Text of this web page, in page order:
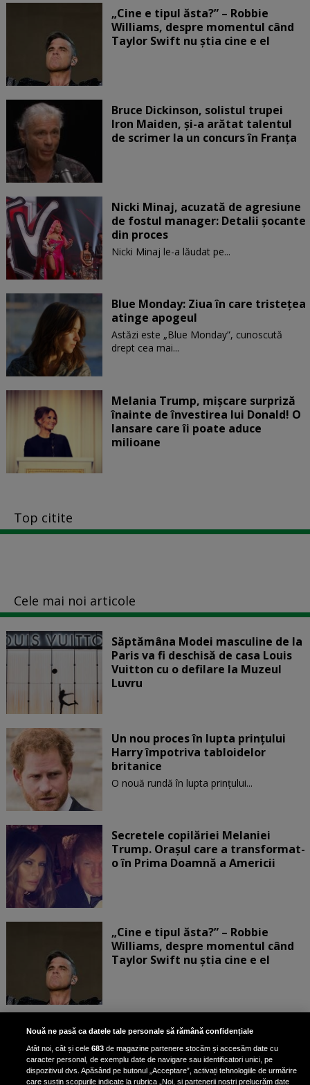
„Cine e tipul ăsta?” – Robbie
Williams, despre momentul când
Taylor Swift nu știa cine e el
Bruce Dickinson, solistul trupei
Iron Maiden, şi-a arătat talentul
de scrimer la un concurs în Franţa
Nicki Minaj, acuzată de agresiune
de fostul manager: Detalii șocante
din proces
Nicki Minaj le-a lăudat pe...
Blue Monday: Ziua în care tristețea
atinge apogeul
Astăzi este „Blue Monday”, cunoscută
drept cea mai...
Melania Trump, mișcare surpriză
înainte de învestirea lui Donald! O
lansare care îi poate aduce
milioane
Top citite
Cele mai noi articole
Săptămâna Modei masculine de la
Paris va fi deschisă de casa Louis
Vuitton cu o defilare la Muzeul
Luvru
Un nou proces în lupta prinţului
Harry împotriva tabloidelor
britanice
O nouă rundă în lupta prinţului...
Secretele copilăriei Melaniei
Trump. Orașul care a transformat-
o în Prima Doamnă a Americii
„Cine e tipul ăsta?” – Robbie
Williams, despre momentul când
Taylor Swift nu știa cine e el
Bruce Dickinson, solistul trupei
Iron Maiden, şi-a arătat talentul
de scrimer la un concurs în Franţa
Nouă ne pasă ca datele tale personale să rămână confidențiale
Atât noi, cât și cele683 de magazine partenere stocăm și accesăm date cu
caracter personal, de exemplu date de navigare sau identificatori unici, pe
dispozitivul dvs. Apăsând pe butonul „Acceptare”, activați tehnologiile de urmărire
care susțin scopurile indicate la rubrica „Noi, și partenerii noștri prelucrăm date